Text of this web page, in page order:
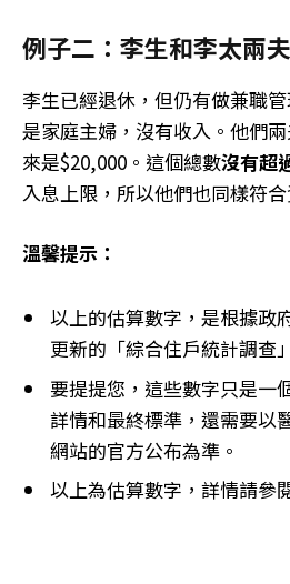
例子二：李生和李太兩
李生已經退休，但仍有做兼職
是家庭主婦，沒有收入。他們
來是$20,000。這個總數沒有超
入息上限，所以他們也同樣符合
溫馨提示：
以上的估算數字，是根據政
更新的「綜合住戶統計調查
要提提您，這些數字只是一
詳情和最終標準，還需要以
網站的官方公布為準。
以上為估算數字，詳情請參